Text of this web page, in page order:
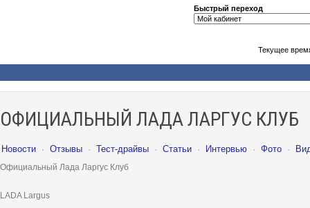
Быстрый переход
Текущее
ОФИЦИАЛЬНЫЙ ЛАДА ЛАРГУС КЛУБ
Новости · Отзывы · Тест-драйвы · Статьи · Интервью · Фото ·
Официальный Лада Ларгус Клуб
LADA Largus